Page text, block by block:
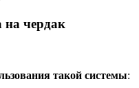
на чердак
такой системы: